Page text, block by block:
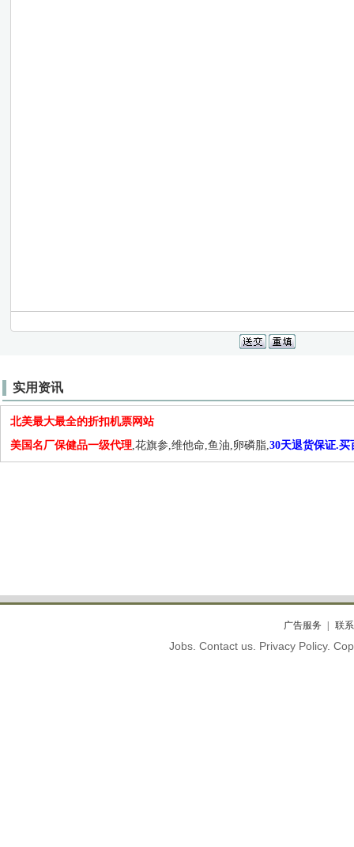
实用资讯
北美最大最全的折扣机票网站
美国名厂保健品一级代理,花旗参,维他命,鱼油,卵磷脂,30天退货保证.买
广告服务 联
Jobs. Contact us. Privacy Policy.